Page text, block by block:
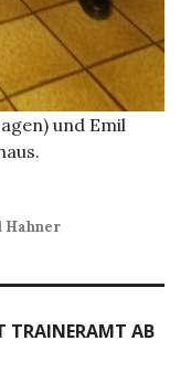
und Emil
Hahner
TRAINERAMT AB